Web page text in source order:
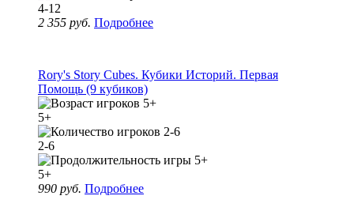
4-12
2 355 руб. Подробнее
Rory's Story Cubes. Кубики Историй. Первая
Помощь (9 кубиков)
5+
2-6
5+
990 руб. Подробнее